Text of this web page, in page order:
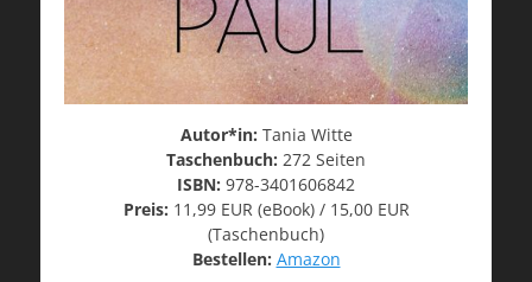
Autor*in: Tania Witte
Taschenbuch: 272 Seiten
ISBN: 978-3401606842
Preis: 11,99 EUR (eBook) / 15,00 EUR
(Taschenbuch)
Bestellen: Amazon